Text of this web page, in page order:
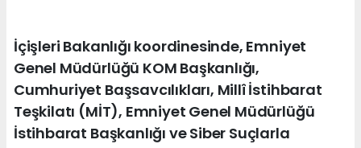
İçişleri Bakanlığı koordinesinde, Emniyet
Genel Müdürlüğü KOM Başkanlığı,
Cumhuriyet Başsavcılıkları, Millî İstihbarat
Teşkilatı (MİT), Emniyet Genel Müdürlüğü
İstihbarat Başkanlığı ve Siber Suçlarla